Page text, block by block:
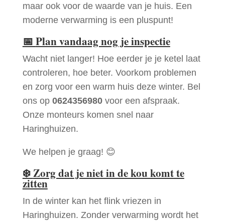
maar ook voor de waarde van je huis. Een
moderne verwarming is een pluspunt!
📅 Plan vandaag nog je inspectie
Wacht niet langer! Hoe eerder je je ketel laat
controleren, hoe beter. Voorkom problemen
en zorg voor een warm huis deze winter. Bel
ons op 0624356980voor een afspraak.
Onze monteurs komen snel naar
Haringhuizen.
We helpen je graag! 😊
❄️Zorg dat je niet in de kou komt te
zitten
In de winter kan het flink vriezen in
Haringhuizen. Zonder verwarming wordt het